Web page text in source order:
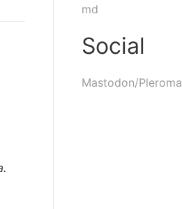
md
Social
Mastodon/Pleroma